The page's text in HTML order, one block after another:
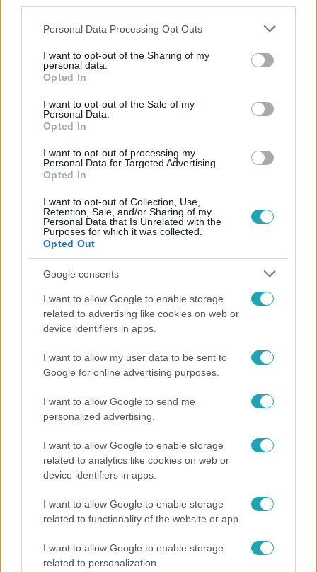
Please note that this website/app uses one or more Google
not limited to your visit or usage behaviour. You may click to
grant or deny consent to Google and its third-party tags to
use your data for below specified purposes in below Google
consent section.
Personal Data Processing Opt Outs
I want to opt-out of the Sharing of my
personal data.
Opted In
I want to opt-out of the Sale of my
Personal Data.
Opted In
I want to opt-out of processing my
Personal Data for Targeted Advertising.
Opted In
I want to opt-out of Collection, Use,
Retention, Sale, and/or Sharing of my
Personal Data that Is Unrelated with the
Purposes for which it was collected.
Opted Out
Google consents
I want to allow Google to enable storage
related to advertising like cookies on web or
device identifiers in apps.
I want to allow my user data to be sent to
Google for online advertising purposes.
I want to allow Google to send me
personalized advertising.
I want to allow Google to enable storage
related to analytics like cookies on web or
device identifiers in apps.
I want to allow Google to enable storage
related to functionality of the website or app.
I want to allow Google to enable storage
related to personalization.
Népszerű
Lannert Judit az RTL-nek: Maradnak a
átalakítják őket